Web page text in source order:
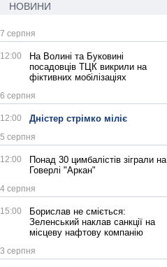
НОВИНИ
7 серпня
12:00
На Волині та Буковині
посадовців ТЦК викрили на
фіктивних мобілізаціях
6 серпня
12:00 Дністер стрімко міліє
5 серпня
12:00
Понад 30 цимбалістів зіграли на
Говерлі "Аркан"
4 серпня
15:00
Борислав не сміється:
Зеленський наклав санкції на
місцеву нафтову компанію
3 серпня